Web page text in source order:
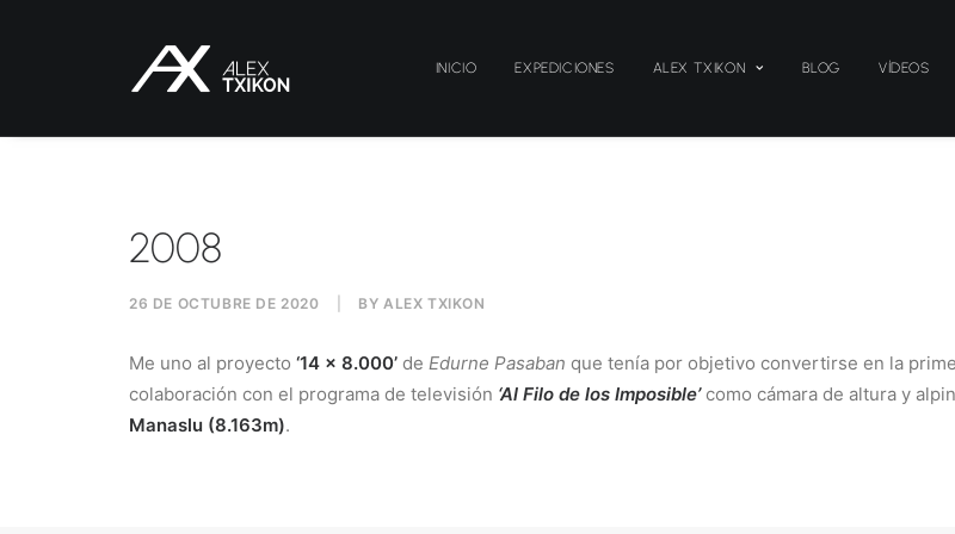
INICIO EXPEDICIONES ALEX TXIKON BLOG VÍDEOS
2008
26 DE OCTUBRE DE 2020 BYALEX TXIKON
Me uno al proyecto ‘14 x 8.000’ de Edurne Pasaban que tenía por objetivo convertirse en la
colaboración con el programa de televisión ‘Al Filo de los Imposible’como cámara de altura y
Manaslu (8.163m).